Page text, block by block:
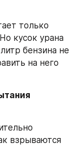
только
кусок урана
бензина не
на него
взрываются